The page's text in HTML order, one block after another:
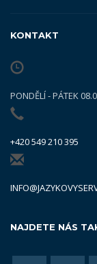
KONTAKT
PONDĚLÍ - PÁTEK
+420 549 210 395
NAJDETE NÁS